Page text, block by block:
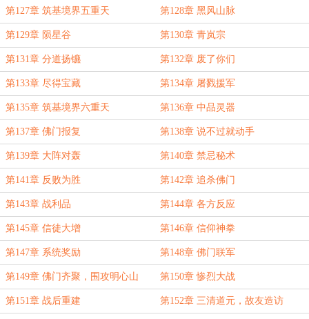
第127章 筑基境界五重天 第128章 黑风山脉
第129章 陨星谷 第130章 青岚宗
第131章 分道扬镳 第132章 废了你们
第133章 尽得宝藏 第134章 屠戮援军
第135章 筑基境界六重天 第136章 中品灵器
第137章 佛门报复 第138章 说不过就动手
第139章 大阵对轰 第140章 禁忌秘术
第141章 反败为胜 第142章 追杀佛门
第143章 战利品 第144章 各方反应
第145章 信徒大增 第146章 信仰神拳
第147章 系统奖励 第148章 佛门联军
第149章 佛门齐聚，围攻明心山
（求首订）
第150章 惨烈大战
第151章 战后重建 第152章 三清道元，故友造访